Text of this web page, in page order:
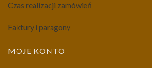
Czas realizacji zamówień
Faktury i paragony
MOJE KONTO